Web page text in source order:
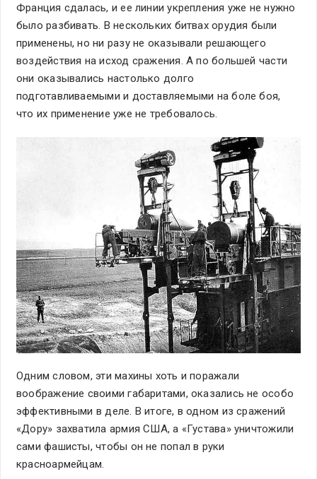
Франция сдалась, и ее линии укрепления уже не нужно
было разбивать. В нескольких битвах орудия были
применены, но ни разу не оказывали решающего
воздействия на исход сражения. А по большей части
они оказывались настолько долго
подготавливаемыми и доставляемыми на боле боя,
что их применение уже не требовалось.
Одним словом, эти махины хоть и поражали
воображение своими габаритами, оказались не особо
эффективными в деле. В итоге, в одном из сражений
«Дору» захватила армия США, а «Густава» уничтожили
сами фашисты, чтобы он не попал в руки
красноармейцам.